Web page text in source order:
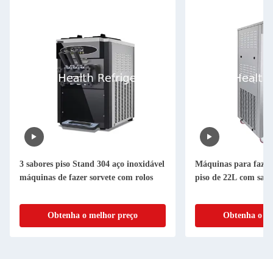
3 sabores piso Stand 304 aço inoxidável
máquinas de fazer sorvete com rolos
Obtenha o melhor preço
Máquinas para
piso de 22L com
Obtenha o